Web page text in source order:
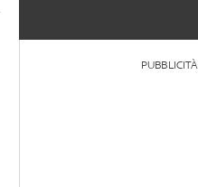
PUBBLICITÀ